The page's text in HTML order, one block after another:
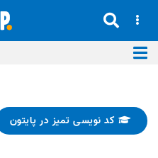
کد نویسی تمیز در پایتون